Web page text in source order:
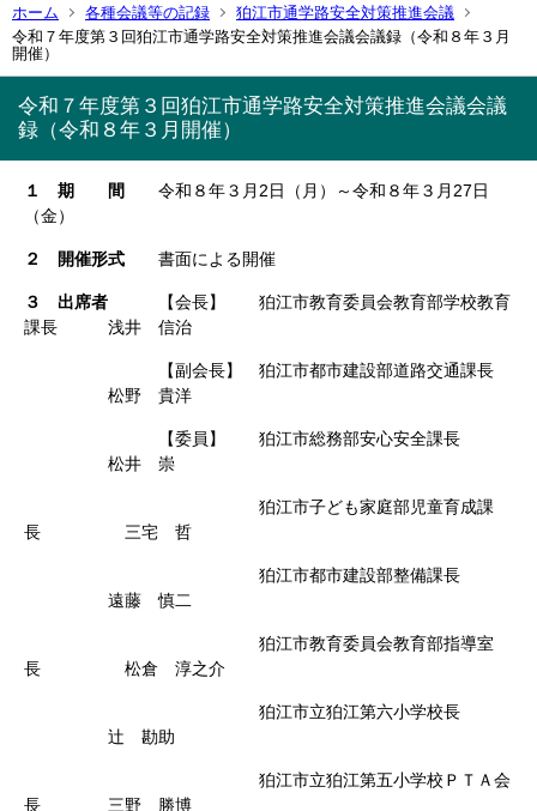
ホーム 各種会議等の記録
狛江市通学路安全対策推進会議
令和７年度第３回狛江市通学路安全対策推進会議会議録（令和８年３月
開催）
令和７年度第３回狛江市通学路安全対策推進会議会議
録（令和８年３月開催）
１ 期 間
令和８年３月2日（月）～令和８年３月27日
（金）
２ 開催形式 書面による開催
３ 出席者 【会長】 狛江市教育委員会教育部学校教育
課長 浅井 信治
【副会長】 狛江市都市建設部道路交通課長
松野 貴洋
【委員】 狛江市総務部安心安全課長
松井 崇
狛江市子ども家庭部児童育成課
長 三宅 哲
狛江市都市建設部整備課長
遠藤 慎二
狛江市教育委員会教育部指導室
長 松倉 淳之介
狛江市立狛江第六小学校長
辻 勘助
狛江市立狛江第五小学校ＰＴＡ会
長 三野 勝博